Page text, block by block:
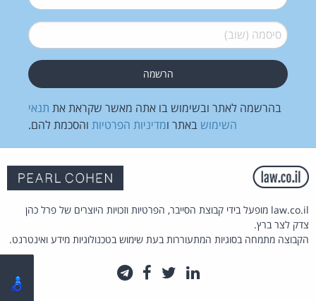
סיסמה (שוב)*
בהרשמה לאתר ובשימוש בו אתה מאשר שקראת את תנאי
השימוש באתר ומדיניות הפרטיות והסכמת להם.
law.co.il מופעל בידי קבוצת הסייבר, הפרטיות וזכויות היוצרים של פרל כהן
צדק לצר ברץ.
הקבוצה מתמחה בסוגיות המתעוררות בעת שימוש בטכנולוגיות מידע ואינטרנט.
לינקדאין
טוויטרפייסבוק